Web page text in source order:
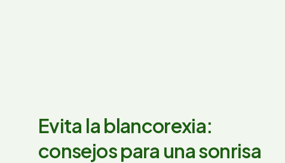
Evita la blancorexia:
consejos para una sonrisa